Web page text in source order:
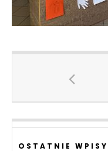
OSTATNIE WPISY